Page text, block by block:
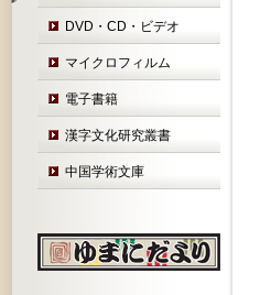
DVD・CD・ビデオ
マイクロフィルム
電子書籍
漢字文化研究叢書
中国学術文庫